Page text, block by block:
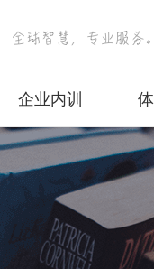
企业内训